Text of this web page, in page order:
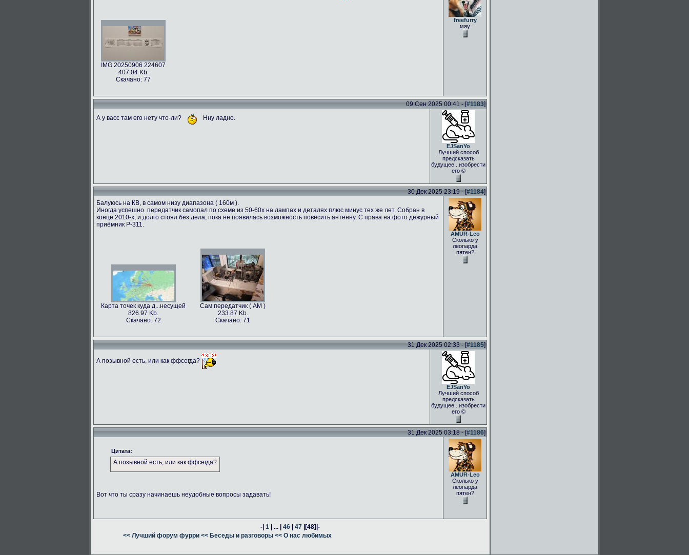
IMG 20250906 224607
407.04 Kb.
Скачано: 77
freefurry
мяу
09 Сен 2025 00:41 - [#1183]
А у васс там его нету что-ли?
Нну ладно.
EJSanYo
Лучший способ
предсказать
будущее...изобрести
его ©
30 Дек 2025 23:19 - [#1184]
Балуюсь на КВ, в самом низу диапазона ( 160м ).
Иногда успешно. передатчик самопал по схеме из 50-60х на лампах и деталях плюс минус тех же лет. Собран в
конце 2010-х, и долго стоял без дела, пока не появилась возможность повесить антенну. С права на фото дежурный
приёмник Р-311.
Карта точек куда д...несущей
826.97 Kb.
Скачано: 72
Сам передатчик ( АМ )
233.87 Kb.
Скачано: 71
AMUR-Leo
Сколько у
леопарда
пятен?
31 Дек 2025 02:33 - [#1185]
А позывной есть, или как ффсегда?
EJSanYo
Лучший способ
предсказать
будущее...изобрести
его ©
31 Дек 2025 03:18 - [#1186]
Цитата:
А позывной есть, или как ффсегда?
Вот что ты сразу начинаешь неудобные вопросы задавать!
AMUR-Leo
Сколько у
леопарда
пятен?
-| 1 | ... | 46 | 47 |[48]|-
<< Лучший форум фурри << Беседы и разговоры << О нас любимых